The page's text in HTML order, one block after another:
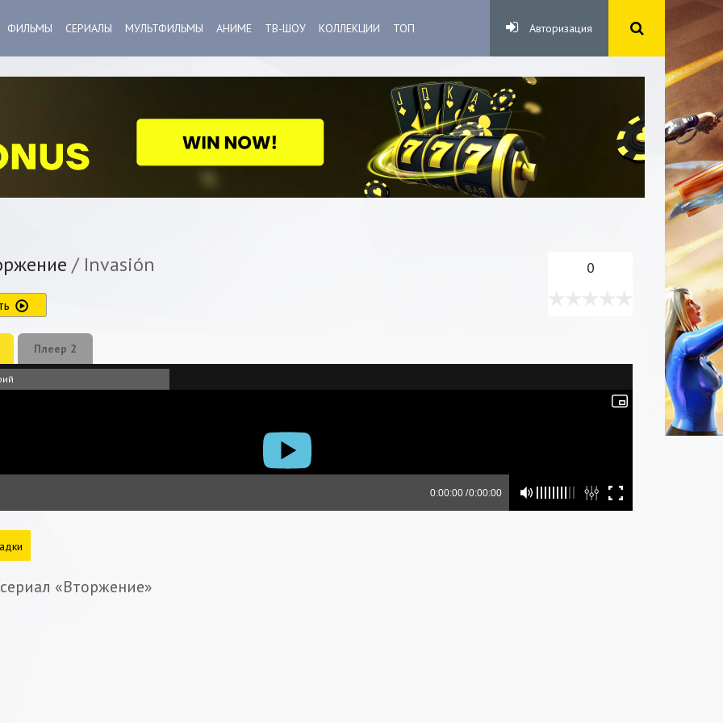
ФИЛЬМЫ СЕРИАЛЫ МУЛЬТФИЛЬМЫ АНИМЕ ТВ-ШОУ КОЛЛЕКЦИИ ТОП Авторизация
/ Invasión 0
Плеер 2
«Вторжение»